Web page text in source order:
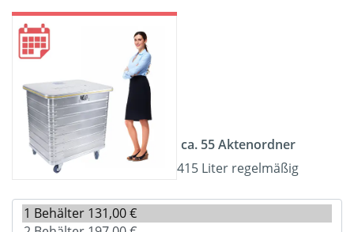
ca. 55 Aktenordner
415 Liter regelmäßig